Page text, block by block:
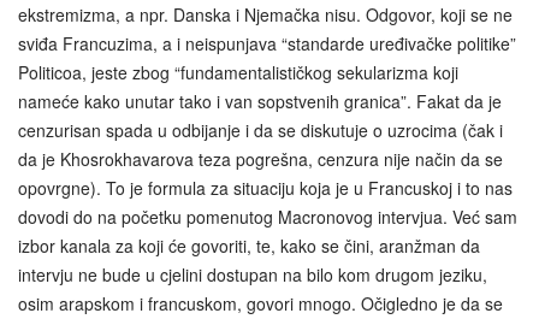
ekstremizma, a npr. Danska i Njemačka nisu. Odgovor, koji se ne
sviđa Francuzima, a i neispunjava “standarde uređivačke politike”
Politicoa, jeste zbog “fundamentalističkog sekularizma koji
nameće kako unutar tako i van sopstvenih granica”. Fakat da je
cenzurisan spada u odbijanje i da se diskutuje o uzrocima (čak i
da je Khosrokhavarova teza pogrešna, cenzura nije način da se
opovrgne). To je formula za situaciju koja je u Francuskoj i to nas
dovodi do na početku pomenutog Macronovog intervjua. Već sam
izbor kanala za koji će govoriti, te, kako se čini, aranžman da
intervju ne bude u cjelini dostupan na bilo kom drugom jeziku,
osim arapskom i francuskom, govori mnogo. Očigledno je da se